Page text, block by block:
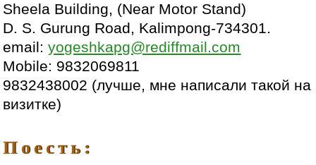
Sheela Building, (Near Motor Stand)
D. S. Gurung Road, Kalimpong-734301.
email:yogeshkapg@rediffmail.com
Mobile: 9832069811
9832438002 (лучше, мне написали такой на
визитке)
Поесть: